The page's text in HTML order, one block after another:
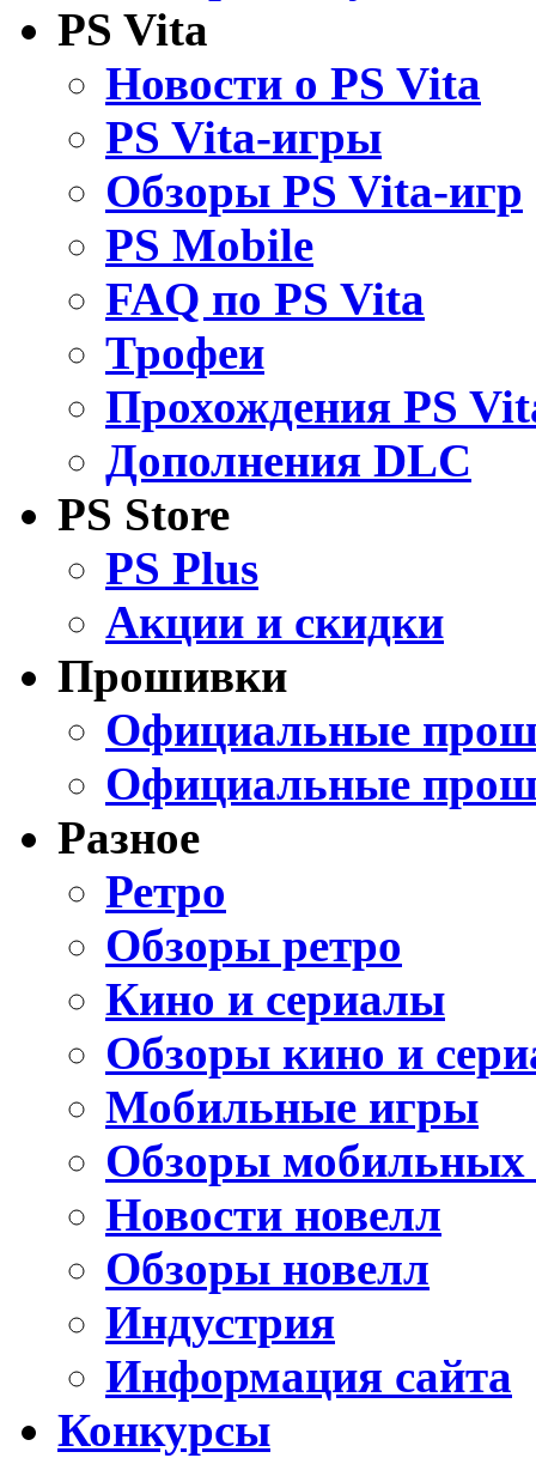
PS Vita
Новости о PS Vita
PS Vita-игры
Обзоры PS Vita-игр
PS Mobile
FAQ по PS Vita
Трофеи
Прохождения PS
Дополнения DLC
PS Store
PS Plus
Акции и скидки
Прошивки
Официальные
Официальные
Разное
Ретро
Обзоры ретро
Кино и сериалы
Обзоры кино и
Мобильные игры
Обзоры мобильных
Новости новелл
Обзоры новелл
Индустрия
Информация сайта
Конкурсы